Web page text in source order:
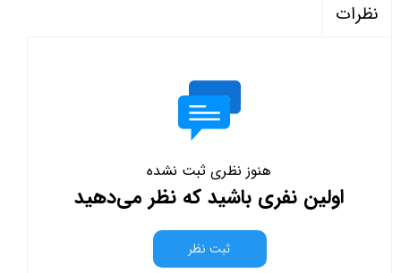
نظرات
هنوز نظری ثبت نشده
اولین نفری باشید که نظر می‌دهید
ثبت نظر